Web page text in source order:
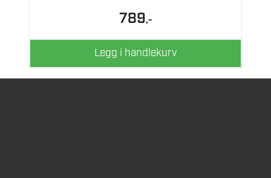
789,-
Legg i handlekurv